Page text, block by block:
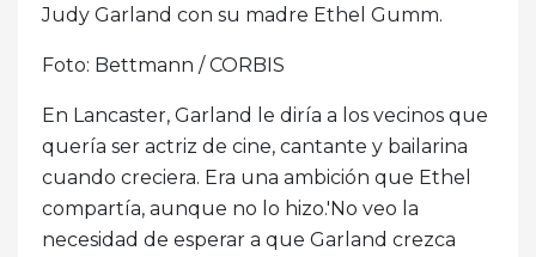
Judy Garland con su madre Ethel Gumm.
Foto: Bettmann / CORBIS
En Lancaster, Garland le diría a los vecinos que
quería ser actriz de cine, cantante y bailarina
cuando creciera. Era una ambición que Ethel
compartía, aunque no lo hizo.'No veo la
necesidad de esperar a que Garland crezca